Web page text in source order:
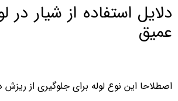
دلایل استفاده از شیار در
عمیق
اصطلاحا این نوع لوله برای جلوگیری از ریزش